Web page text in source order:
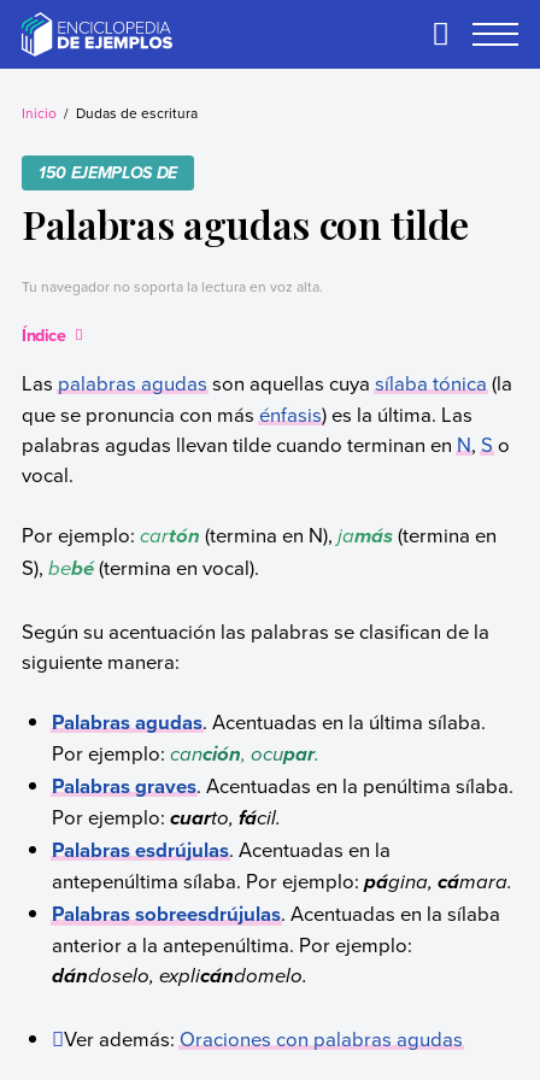
contentEjemplos
Necesitas ejemplos.
Primary
Inicio Dudas de escritura
150 EJEMPLOS DE
Palabras agudas con tilde
Tu navegador no soporta la lectura en voz alta.
Índice
Laspalabras agudasson aquellas cuyasílaba tónica(la
que se pronuncia con másénfasis) es la última. Las
palabras agudas llevan tilde cuando terminan enN,So
vocal.
Por ejemplo: cartón (termina en N), jamás (termina en
S), bebé (termina en vocal).
Según su acentuación las palabras se clasifican de la
siguiente manera:
Palabras agudas. Acentuadas en la última sílaba.
Por ejemplo:canción, ocupar.
Palabras graves. Acentuadas en la penúltima sílaba.
Por ejemplo:cuarto,fácil.
Palabras esdrújulas. Acentuadas en la
antepenúltima sílaba. Por ejemplo:página,cámara.
Palabras sobreesdrújulas. Acentuadas en la sílaba
anterior a la antepenúltima. Por ejemplo:
dándoselo, explicándomelo.
Ver además:Oraciones con palabras agudas